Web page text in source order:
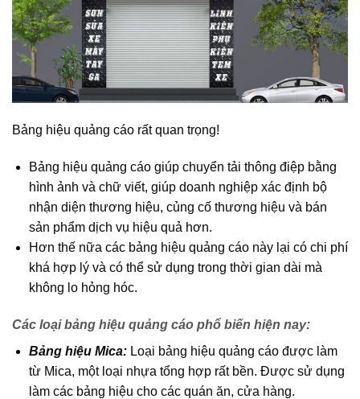
Bảng hiệu quảng cáo rất quan trọng!
Bảng hiệu quảng cáo giúp chuyển tải thông điệp bằng
hình ảnh và chữ viết, giúp doanh nghiệp xác định bộ
nhận diện thương hiệu, củng cố thương hiệu và bán
sản phẩm dịch vụ hiệu quả hơn.
Hơn thế nữa các bảng hiệu quảng cáo này lại có chi phí
khá hợp lý và có thể sử dụng trong thời gian dài mà
không lo hỏng hóc.
Các loại bảng hiệu quảng cáo phổ biến hiện nay:
Bảng hiệu Mica: Loại bảng hiệu quảng cáo được làm
từ Mica, một loại nhựa tổng hợp rất bền. Được sử dụng
làm các bảng hiệu cho các quán ăn, cửa hàng.